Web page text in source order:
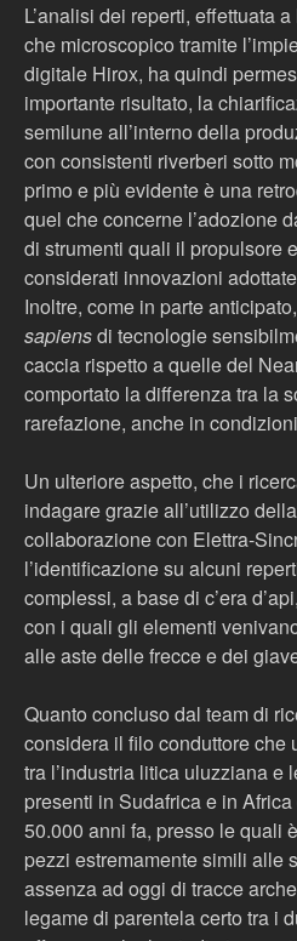
L’analisi dei reperti, effettuata
che microscopico tramite
digitale Hirox, ha quindi
importante risultato, la
semilune all’interno della
con consistenti riverberi sotto
primo e più evidente è una
quel che concerne l’adozione
di strumenti quali il propulsore
considerati innovazioni
Inoltre, come in parte
sapiensdi tecnologie
caccia rispetto a quelle del
comportato la differenza tra la
rarefazione, anche in
Un ulteriore aspetto, che i
indagare grazie all’utilizzo
collaborazione con Elettra-
l’identificazione su alcuni
complessi, a base di c’era
con i quali gli elementi
alle aste delle frecce e dei
Quanto concluso dal team di
considera il filo conduttore che
tra l’industria litica uluzziana e
presenti in Sudafrica e in
50.000 anni fa, presso le quali
pezzi estremamente simili alle
assenza ad oggi di tracce
legame di parentela certo tra i